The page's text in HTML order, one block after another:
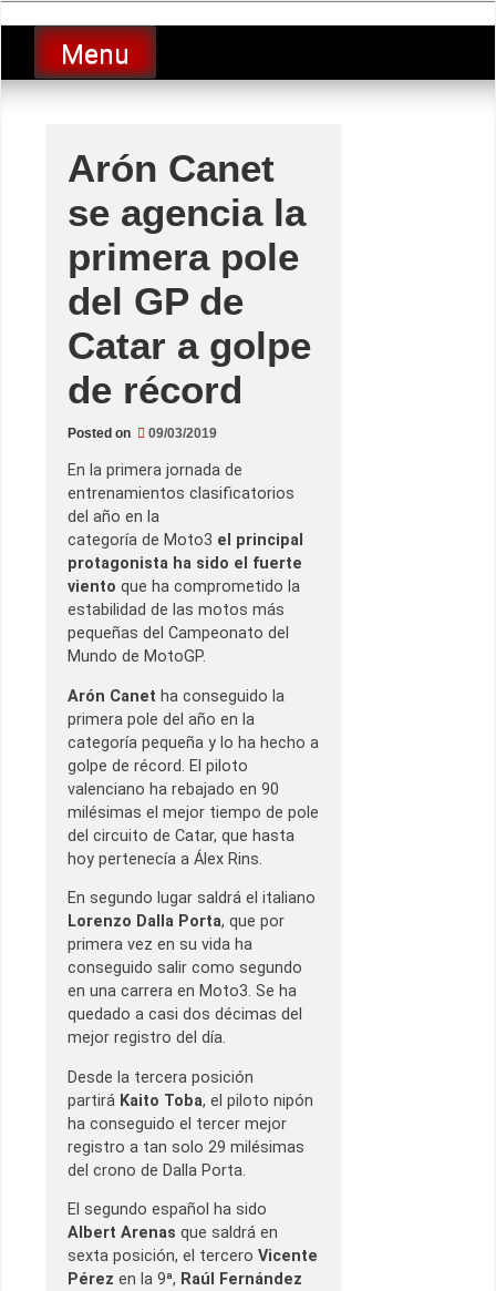
to
contentLucio Lopez GP
luciolopezgp
Menu
Arón Canet
se agencia la
primera pole
del GP de
Catar a golpe
de récord
Posted on 09/03/2019
En la primera jornada de
entrenamientos clasificatorios
del año en la
categoría de Moto3 el principal
protagonista ha sido el fuerte
viento que ha comprometido la
estabilidad de las motos más
pequeñas del Campeonato del
Mundo de MotoGP.
Arón Canet ha conseguido la
primera pole del año en la
categoría pequeña y lo ha hecho a
golpe de récord. El piloto
valenciano ha rebajado en 90
milésimas el mejor tiempo de pole
del circuito de Catar, que hasta
hoy pertenecía a Álex Rins.
En segundo lugar saldrá el italiano
Lorenzo Dalla Porta, que por
primera vez en su vida ha
conseguido salir como segundo
en una carrera en Moto3. Se ha
quedado a casi dos décimas del
mejor registro del día.
Desde la tercera posición
partirá Kaito Toba, el piloto nipón
ha conseguido el tercer mejor
registro a tan solo 29 milésimas
del crono de Dalla Porta.
El segundo español ha sido
Albert Arenas que saldrá en
sexta posición, el tercero Vicente
Pérez en la 9ª, Raúl Fernández